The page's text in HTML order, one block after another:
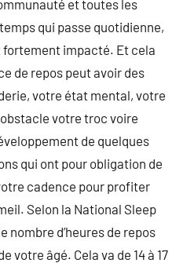
et toutes les
qui passe quotidienne,
impacté. Et cela
de repos peut avoir des
votre état mental, votre
votre troc voire
de quelques
qui ont pour obligation de
cadence pour profiter
Selon la National Sleep
nombre d’heures de repos
votre âgé. Cela va de 14 à 17